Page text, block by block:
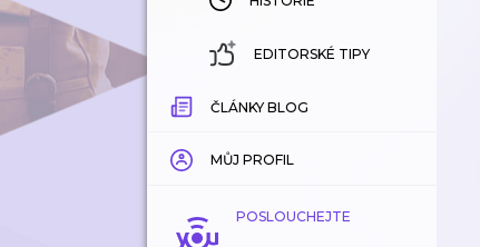
EDITORSKÉ TIPY
ČLÁNKY BLOG
MŮJ PROFIL
POSLOUCHEJTE